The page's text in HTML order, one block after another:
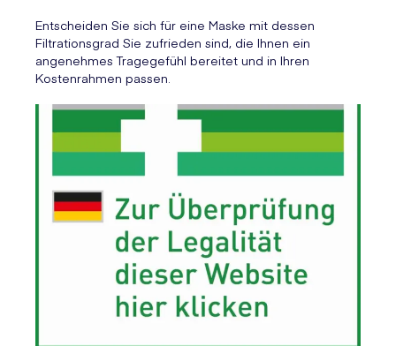
Entscheiden Sie sich für eine Maske mit dessen
Filtrationsgrad Sie zufrieden sind, die Ihnen ein
angenehmes Tragegefühl bereitet und in Ihren
Kostenrahmen passen.